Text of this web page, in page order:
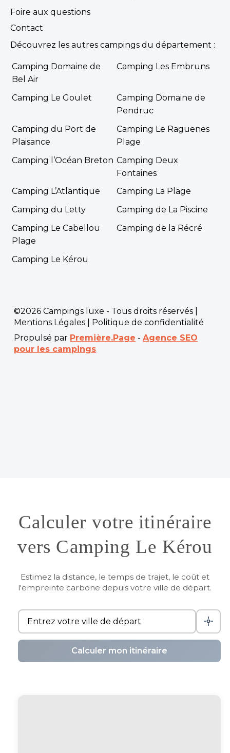
Foire aux questions
Contact
Découvrez les autres campings du département :
Camping Domaine de
Bel Air
Camping Les Embruns
Camping Le Goulet
Camping Domaine de
Pendruc
Camping du Port de
Plaisance
Camping Le Raguenes
Plage
Camping l’Océan Breton Camping Deux
Fontaines
Camping L’Atlantique
Camping La Plage
Camping du Letty
Camping de La Piscine
Camping Le Cabellou
Plage
Camping de la Récré
Camping Le Kérou
©2026 Campings luxe - Tous droits réservés |
Mentions Légales
Politique de confidentialité
Propulsé par Première.Page -Agence SEO
pour les campings
Calculer votre itinéraire
vers Camping Le Kérou
Estimez la distance, le temps de trajet, le coût et
l'empreinte carbone depuis votre ville de départ.
Calculer mon itinéraire